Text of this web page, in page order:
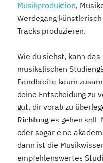
Musikproduktion,
Werdegang
Tracks produzieren.
Wie du siehst, kann das
musikalischen
Bandbreite kaum
deine Entscheidung zu
gut, dir vorab zu
Richtung es gehen soll.
oder sogar eine
dann ist die
empfehlenswertes